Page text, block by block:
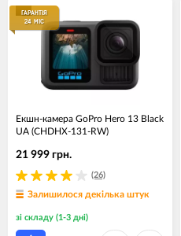
ГАРАНТІЯ
24 МІС
Екшн-камера GoPro Hero 13 Black
UA (CHDHX-131-RW)
(26)
21 999 грн.
Залишилося декілька штук
зі складу (1-3 дні)